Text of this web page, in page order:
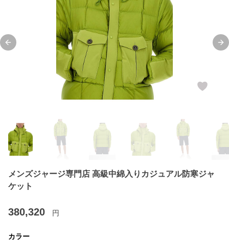
Previous slide
メンズジャージ専門店 高級中綿入りカジュアル防寒ジャ
ケット
380,320 円
カラー